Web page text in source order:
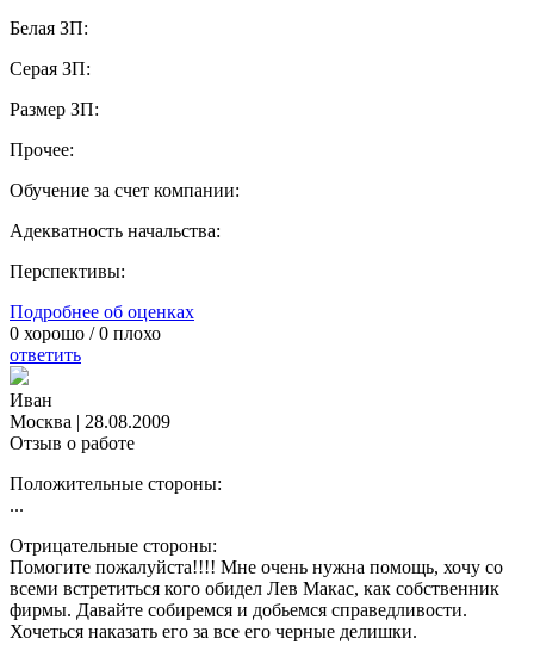
Белая ЗП:
Серая ЗП:
Размер ЗП:
Прочее:
Обучение за счет компании:
Адекватность начальства:
Перспективы:
Подробнее об оценках
0 хорошо /0 плохо
ответить
Иван
Москва | 28.08.2009
Отзыв о работе
Положительные стороны:
...
Отрицательные стороны:
Помогите пожалуйста!!!! Мне очень нужна помощь, хочу со
всеми встретиться кого обидел Лев Макас, как собственник
фирмы. Давайте собиремся и добьемся справедливости.
Хочеться наказать его за все его черные делишки.